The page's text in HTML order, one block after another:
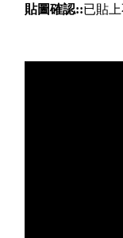
貼圖確認::已貼